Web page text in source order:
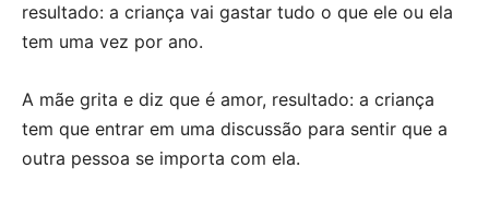
resultado: a criança vai gastar tudo o que ele ou ela
tem uma vez por ano.
A mãe grita e diz que é amor, resultado: a criança
tem que entrar em uma discussão para sentir que a
outra pessoa se importa com ela.